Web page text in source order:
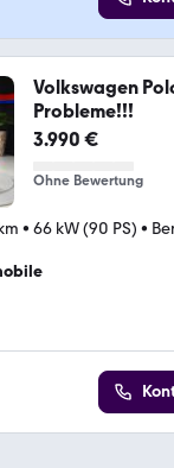
Volkswagen
Probleme!!!
3.990 €
Ohne Bewertung
• 66 kW (90 PS) •